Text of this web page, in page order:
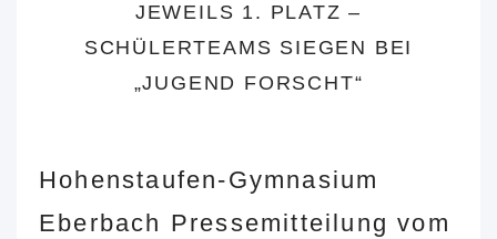
JEWEILS 1. PLATZ –
SCHÜLERTEAMS SIEGEN BEI
„JUGEND FORSCHT“
Hohenstaufen-Gymnasium
Eberbach Pressemitteilung vom